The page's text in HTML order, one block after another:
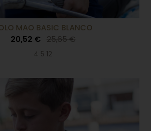
MAO BASIC BLANCO
20,52 € 25,65 €
4 5 12